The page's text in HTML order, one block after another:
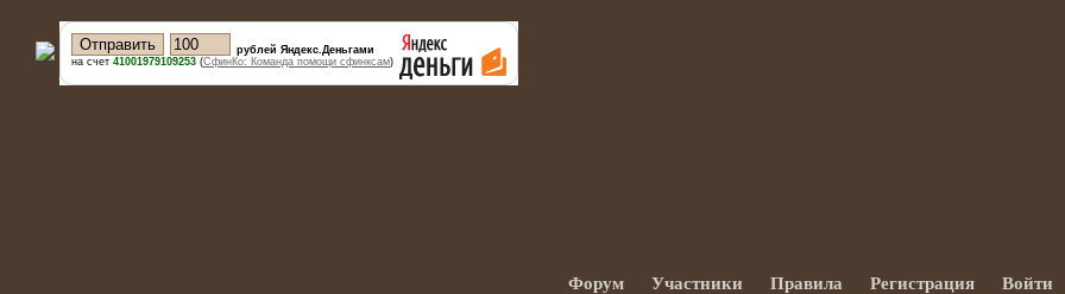
рублей Яндекс.Деньгами
на счет 41001979109253(СфинКо: Команда помощи сфинксам)
Форум Участники Правила Регистрация Войти